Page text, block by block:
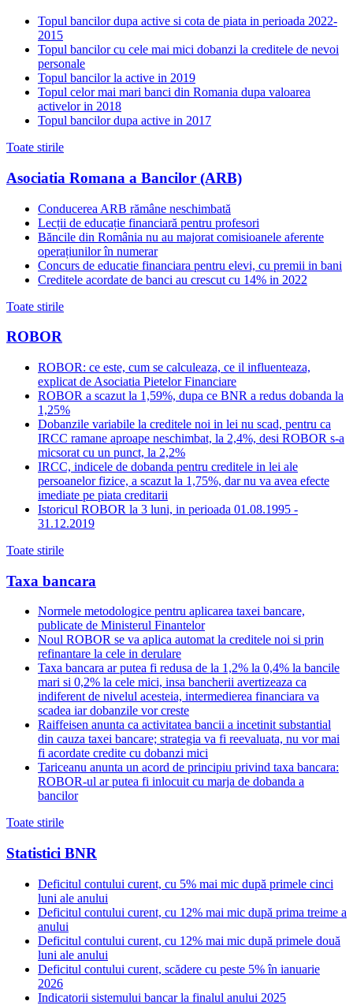
Topul bancilor dupa active si cota de piata in perioada 2022-
2015
Topul bancilor cu cele mai mici dobanzi la creditele de nevoi
personale
Topul bancilor la active in 2019
Topul celor mai mari banci din Romania dupa valoarea
activelor in 2018
Topul bancilor dupa active in 2017
Toate stirile
Asociatia Romana a Bancilor (ARB)
Conducerea ARB rămâne neschimbată
Lecții de educație financiară pentru profesori
Băncile din România nu au majorat comisioanele aferente
operațiunilor în numerar
Concurs de educatie financiara pentru elevi, cu premii in bani
Creditele acordate de banci au crescut cu 14% in 2022
Toate stirile
ROBOR
ROBOR: ce este, cum se calculeaza, ce il influenteaza,
explicat de Asociatia Pietelor Financiare
ROBOR a scazut la 1,59%, dupa ce BNR a redus dobanda la
1,25%
Dobanzile variabile la creditele noi in lei nu scad, pentru ca
IRCC ramane aproape neschimbat, la 2,4%, desi ROBOR s-a
micsorat cu un punct, la 2,2%
IRCC, indicele de dobanda pentru creditele in lei ale
persoanelor fizice, a scazut la 1,75%, dar nu va avea efecte
imediate pe piata creditarii
Istoricul ROBOR la 3 luni, in perioada 01.08.1995 -
31.12.2019
Toate stirile
Taxa bancara
Normele metodologice pentru aplicarea taxei bancare,
publicate de Ministerul Finantelor
Noul ROBOR se va aplica automat la creditele noi si prin
refinantare la cele in derulare
Taxa bancara ar putea fi redusa de la 1,2% la 0,4% la bancile
mari si 0,2% la cele mici, insa bancherii avertizeaza ca
indiferent de nivelul acesteia, intermedierea financiara va
scadea iar dobanzile vor creste
Raiffeisen anunta ca activitatea bancii a incetinit substantial
din cauza taxei bancare; strategia va fi reevaluata, nu vor mai
fi acordate credite cu dobanzi mici
Tariceanu anunta un acord de principiu privind taxa bancara:
ROBOR-ul ar putea fi inlocuit cu marja de dobanda a
bancilor
Toate stirile
Statistici BNR
Deficitul contului curent, cu 5% mai mic după primele cinci
luni ale anului
Deficitul contului curent, cu 12% mai mic după prima treime a
anului
Deficitul contului curent, cu 12% mai mic după primele două
luni ale anului
Deficitul contului curent, scădere cu peste 5% în ianuarie
2026
Indicatorii sistemului bancar la finalul anului 2025